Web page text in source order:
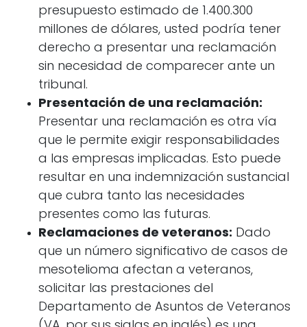
presupuesto estimado de 1.400.300
millones de dólares, usted podría tener
derecho a presentar una reclamación
sin necesidad de comparecer ante un
tribunal.
Presentación de una reclamación:
Presentar una reclamación es otra vía
que le permite exigir responsabilidades
a las empresas implicadas. Esto puede
resultar en una indemnización sustancial
que cubra tanto las necesidades
presentes como las futuras.
Reclamaciones de veteranos: Dado
que un número significativo de casos de
mesotelioma afectan a veteranos,
solicitar las prestaciones del
Departamento de Asuntos de Veteranos